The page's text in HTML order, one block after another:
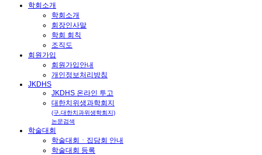
학회소개
학회소개
회장인사말
학회 회칙
조직도
회원가입
회원가입안내
개인정보처리방침
JKDHS
JKDHS 온라인 투고
대한치위생과학회지
(구.대한치과위생학회지)
논문검색
학술대회
학술대회ㆍ집담회 안내
학술대회 등록